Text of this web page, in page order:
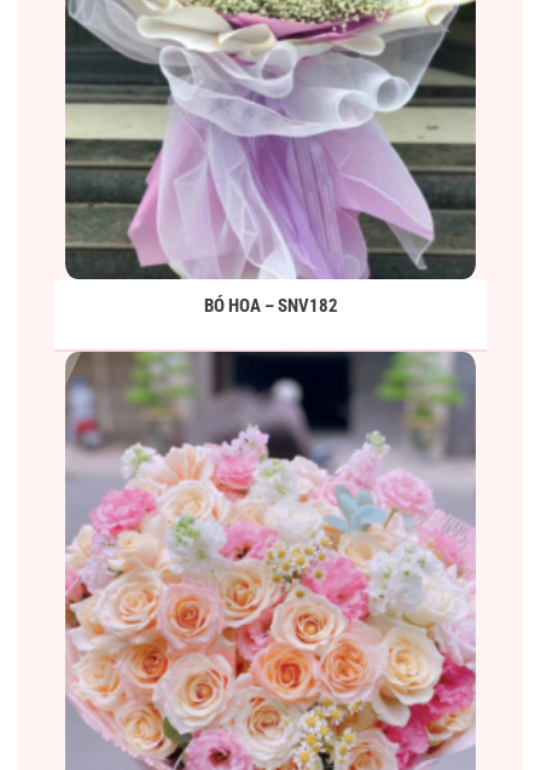
BÓ HOA – SNV182